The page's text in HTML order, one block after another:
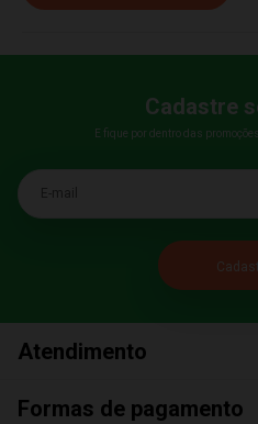
Cadastre
E fique por dentro das
E-mail
Atendimento
Formas de pagamento